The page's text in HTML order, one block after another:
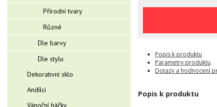
Přírodní tvary
Různé
Dle barvy
Dle stylu
Dekorativní sklo
Andílci
Vánoční háčky
Popis k produktu
Parametry produktu
Dotazy a hodnocení
Popis k produktu